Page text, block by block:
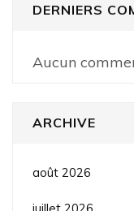
DERNIERS
Aucun
ARCHIVE
août 2026